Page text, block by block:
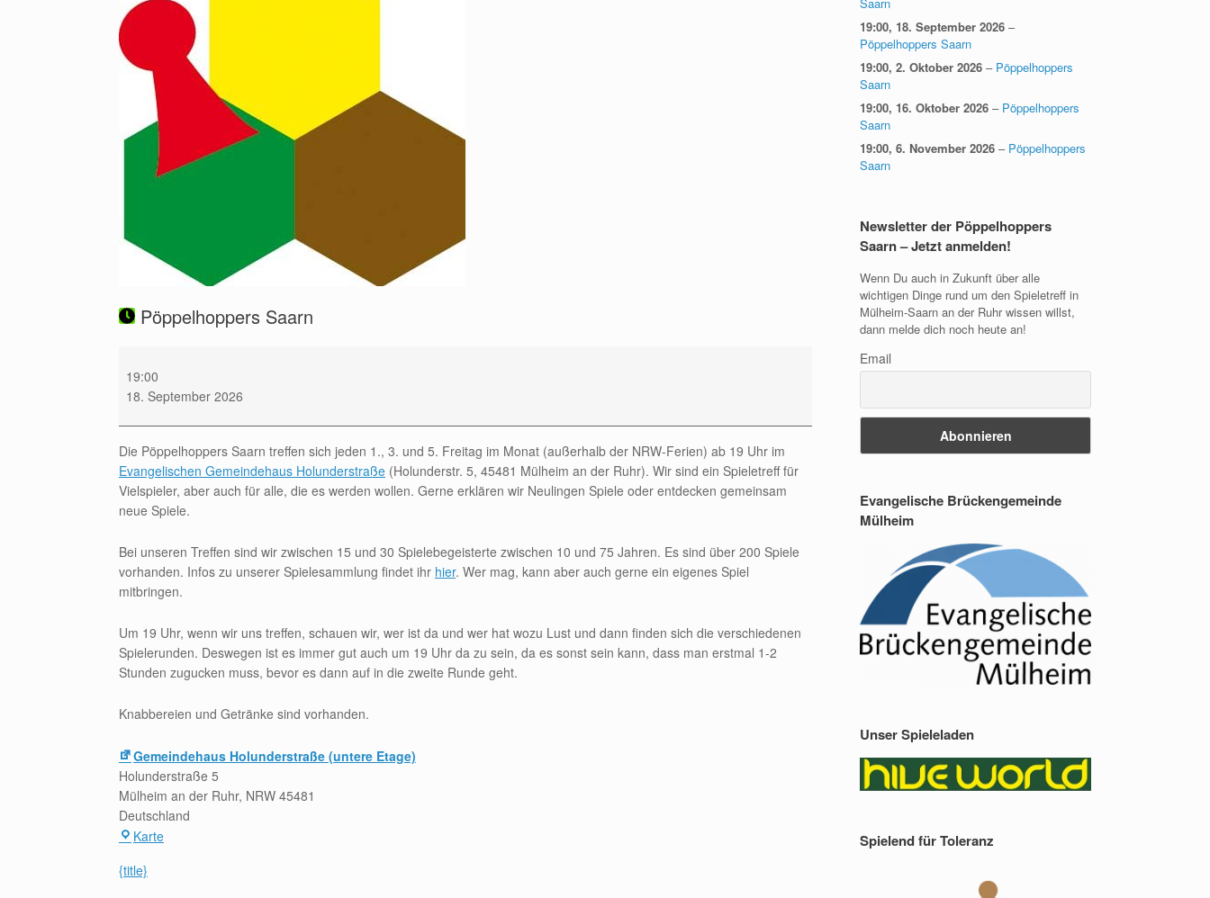
Pöppelhoppers Saarn
Saarn
19:00
18. September 2026
Die Pöppelhoppers Saarn treffen sich jeden 1., 3. und 5. Freitag im Monat (außerhalb der NRW-Ferien) ab 19 Uhr im
Evangelischen Gemeindehaus Holunderstraße (Holunderstr. 5, 45481 Mülheim an der Ruhr). Wir sind ein Spieletreff für
Vielspieler, aber auch für alle, die es werden wollen. Gerne erklären wir Neulingen Spiele oder entdecken gemeinsam
neue Spiele.
Bei unseren Treffen sind wir zwischen 15 und 30 Spielebegeisterte zwischen 10 und 75 Jahren. Es sind über 200 Spiele
vorhanden. Infos zu unserer Spielesammlung findet ihr hier. Wer mag, kann aber auch gerne ein eigenes Spiel
mitbringen.
Um 19 Uhr, wenn wir uns treffen, schauen wir, wer ist da und wer hat wozu Lust und dann finden sich die verschiedenen
Spielerunden. Deswegen ist es immer gut auch um 19 Uhr da zu sein, da es sonst sein kann, dass man erstmal 1-2
Stunden zugucken muss, bevor es dann auf in die zweite Runde geht.
Knabbereien und Getränke sind vorhanden.
Gemeindehaus Holunderstraße (untere Etage)
Holunderstraße 5
Mülheim an der Ruhr, NRW 45481
Deutschland
KarteGemeindehaus
{title}
19:00, 18. September 2026 –
Pöppelhoppers Saarn
19:00,2. Oktober 2026 – Pöppelhoppers
Saarn
19:00, 16. Oktober 2026 – Pöppelhoppers
Saarn
19:00,6. November 2026 – Pöppelhoppers
Saarn
Newsletter der Pöppelhoppers
Saarn – Jetzt anmelden!
Wenn Du auch in Zukunft über alle
wichtigen Dinge rund um den Spieletreff in
Mülheim-Saarn an der Ruhr wissen willst,
dann melde dich noch heute an!
Email
Evangelische Brückengemeinde
Mülheim
Unser Spieleladen
Spielend für Toleranz